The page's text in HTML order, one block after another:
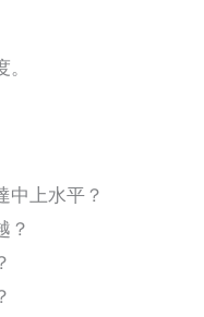
中上水平？
？